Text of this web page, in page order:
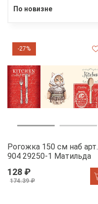
По новизне
-27%
Рогожка 150 см наб арт.
904 29250-1 Матильда
128 ₽
174.39 ₽